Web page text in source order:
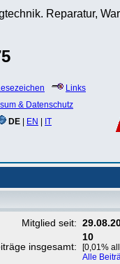
Reparatur,
Links
& Datenschutz
DE EN IT
Mitglied seit:
insgesamt:
10
[0,01%
Alle